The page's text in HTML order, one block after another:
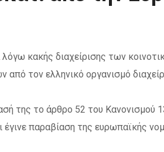
κακής διαχείρισης των
τον ελληνικό οργανισμό
της το άρθρο 52 του Κανονισμού
παραβίαση της ευρωπαϊκής